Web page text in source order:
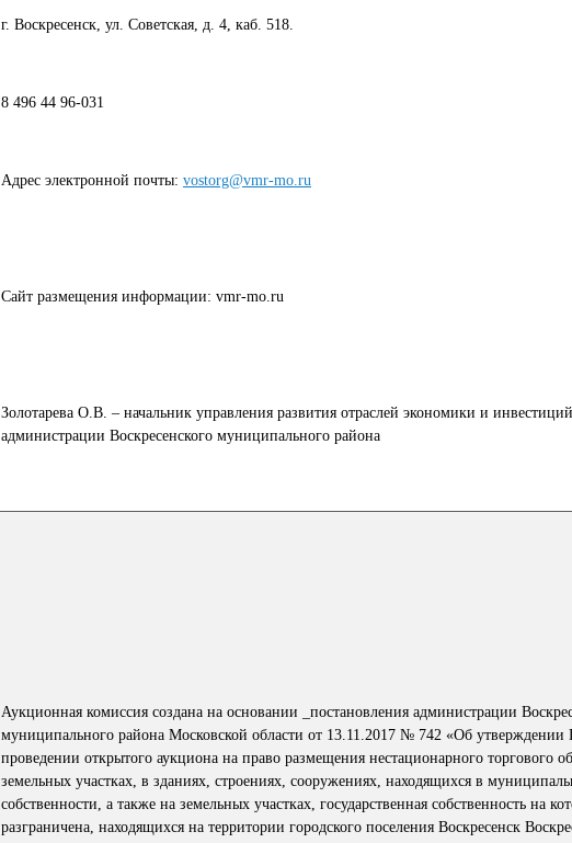
г. Воскресенск, ул. Советская, д. 4, каб. 518.
8 496 44 96-031
Адрес электронной почты: vostorg@vmr-mo.ru
Сайт размещения информации: vmr-mo.ru
Золотарева О.В. – начальник управления развития отраслей экономики и инвестиций
администрации Воскресенского муниципального района
Аукционная комиссия создана на основании _постановления администрации
муниципального района Московской области от 13.11.2017 № 742 «Об
проведении открытого аукциона на право размещения нестационарного торгового
земельных участках, в зданиях, строениях, сооружениях, находящихся в
собственности, а также на земельных участках, государственная собственность на
разграничена, находящихся на территории городского поселения Воскресенск